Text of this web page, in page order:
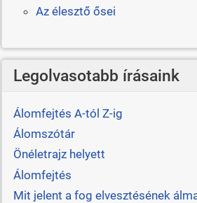
Az élesztő ősei
Legolvasotabb írásaink
Álomfejtés A-tól Z-ig
Álomszótár
Önéletrajz helyett
Álomfejtés
Mit jelent a fog elvesztésének